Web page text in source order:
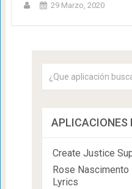
29 Marzo, 2020
APLICACIONES
Create Justice
Rose
Lyrics